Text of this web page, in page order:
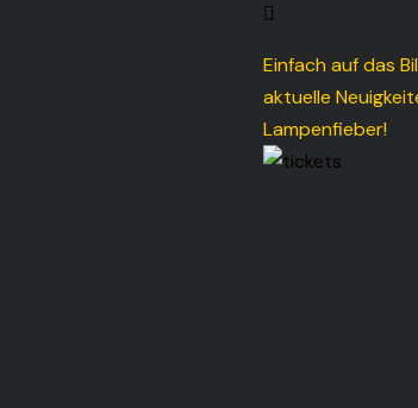
Einfach auf das
aktuelle
Lampenfieber!